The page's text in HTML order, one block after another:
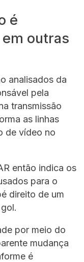
é
outras
analisados da
pela
transmissão
as linhas
de vídeo no
então indica os
para o
direito de um
por meio do
mudança
é